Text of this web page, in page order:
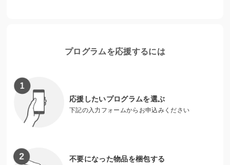
（舞台中央）
現代美術やクラシック音楽、コンテンポラリーダンスや演劇
活動など、大阪・京都を中心とする関西には、たくさんの才
な水準を持つアーティストも少なくありません。しかし彼ら
への支援は全く足りていません。今、若いアーティストたち
プログラムを応援するには
応援したいプログラムを選ぶ
下記の入力フォームからお申込みください
不要になった物品を梱包する